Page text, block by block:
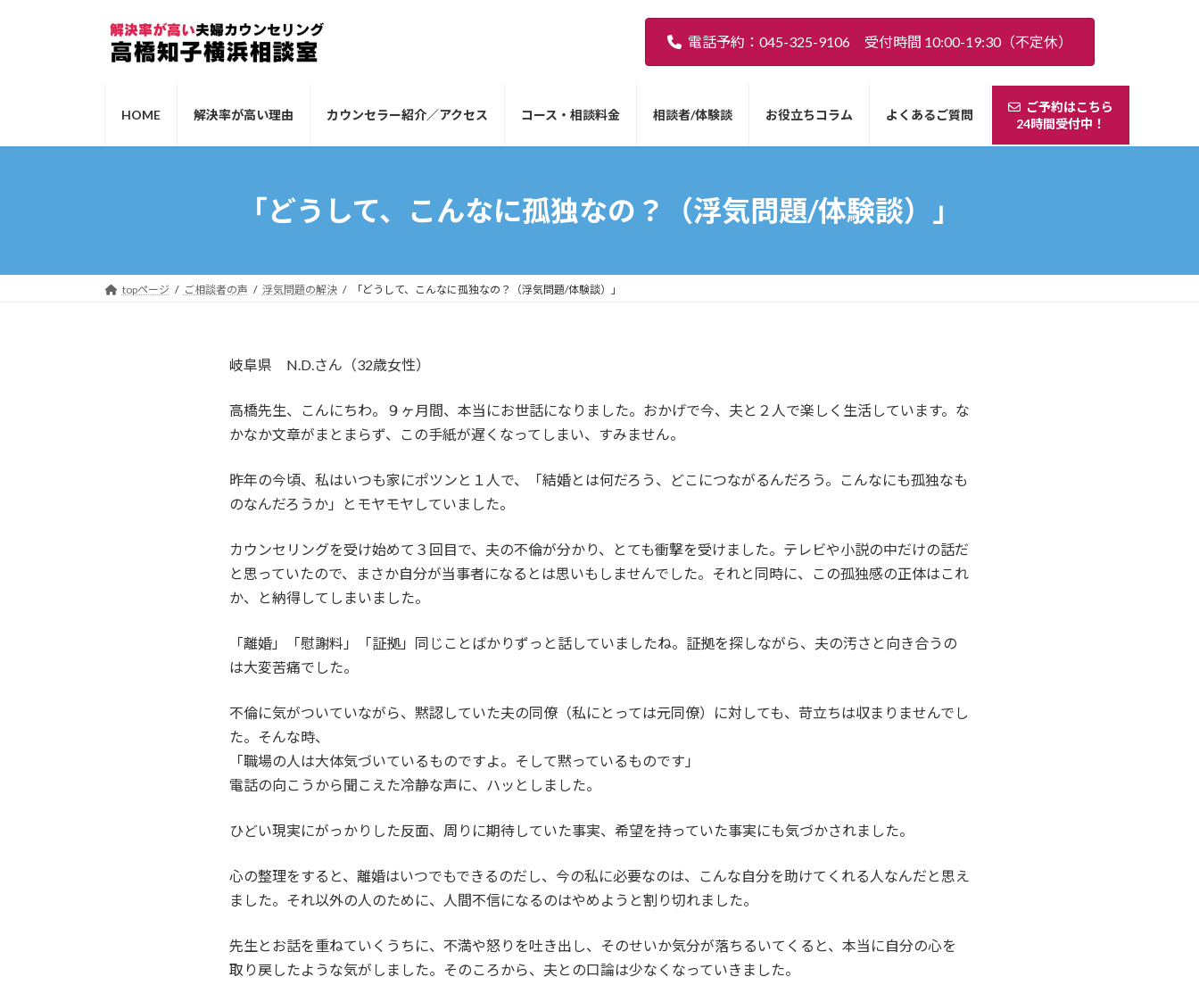
電話予約：045-325-9106 受付時間 10:00-19:30（不定休）
HOME 解決率が高い理由 カウンセラー紹介／アクセス コース・相談料金 相談者/体験談 お役立ちコラム よくあるご質問
ご予約はこちら
24時間受付中！
「どうして、こんなに孤独なの？（浮気問題/体験談）」
topページ ご相談者の声 浮気問題の解決 「どうして、こんなに孤独なの？（浮気問題/体験談）」
岐阜県 N.D.さん（32歳女性）
高橋先生、こんにちわ。９ヶ月間、本当にお世話になりました。おかげで今、夫と２人で楽しく生活しています。な
かなか文章がまとまらず、この手紙が遅くなってしまい、すみません。
昨年の今頃、私はいつも家にポツンと１人で、「結婚とは何だろう、どこにつながるんだろう。こんなにも孤独なも
のなんだろうか」とモヤモヤしていました。
カウンセリングを受け始めて３回目で、夫の不倫が分かり、とても衝撃を受けました。テレビや小説の中だけの話だ
と思っていたので、まさか自分が当事者になるとは思いもしませんでした。それと同時に、この孤独感の正体はこれ
か、と納得してしまいました。
「離婚」「慰謝料」「証拠」同じことばかりずっと話していましたね。証拠を探しながら、夫の汚さと向き合うの
は大変苦痛でした。
不倫に気がついていながら、黙認していた夫の同僚（私にとっては元同僚）に対しても、苛立ちは収まりませんでし
た。そんな時、
「職場の人は大体気づいているものですよ。そして黙っているものです」
電話の向こうから聞こえた冷静な声に、ハッとしました。
ひどい現実にがっかりした反面、周りに期待していた事実、希望を持っていた事実にも気づかされました。
心の整理をすると、離婚はいつでもできるのだし、今の私に必要なのは、こんな自分を助けてくれる人なんだと思え
ました。それ以外の人のために、人間不信になるのはやめようと割り切れました。
先生とお話を重ねていくうちに、不満や怒りを吐き出し、そのせいか気分が落ちるいてくると、本当に自分の心を
取り戻したような気がしました。そのころから、夫との口論は少なくなっていきました。